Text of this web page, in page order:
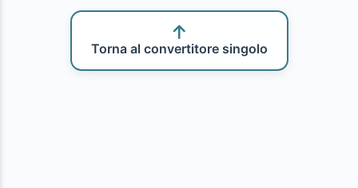
Torna al convertitore singolo